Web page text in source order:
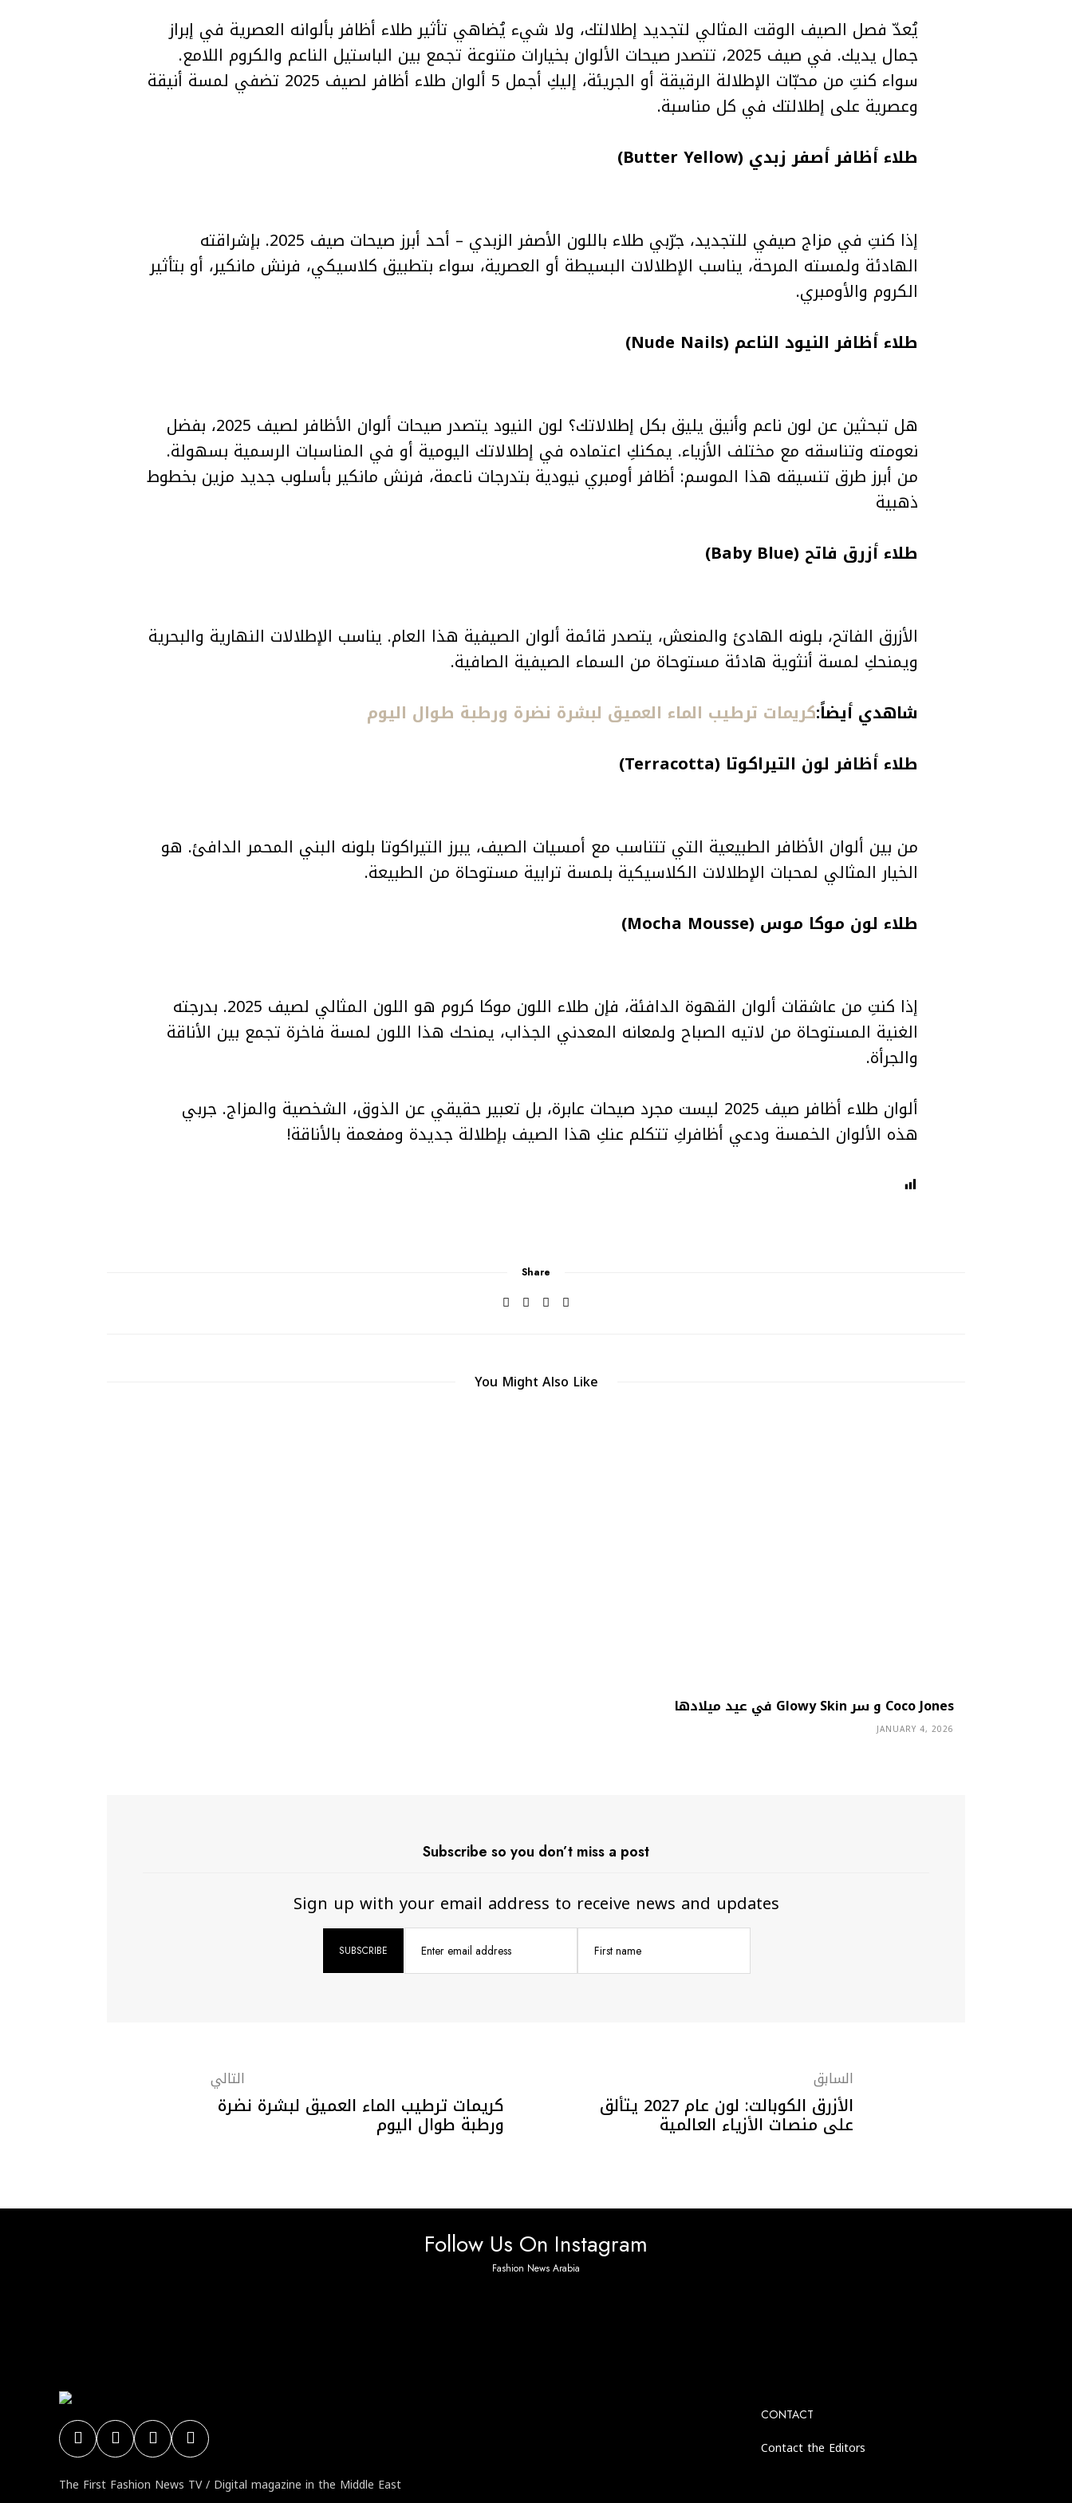
يُعدّ فصل الصيف الوقت المثالي لتجديد إطلالتك، ولا شيء يُضاهي تأثير طلاء أظافر بألوانه العصرية في إبراز
جمال يديك. في صيف 2025، تتصدر صيحات الألوان بخيارات متنوعة تجمع بين الباستيل الناعم والكروم اللامع.
سواء كنتِ من محبّات الإطلالة الرقيقة أو الجريئة، إليكِ أجمل 5 ألوان طلاء أظافر لصيف 2025 تضفي لمسة أنيقة
وعصرية على إطلالتك في كل مناسبة.
طلاء أظافر أصفر زبدي (Butter Yellow)
إذا كنتِ في مزاج صيفي للتجديد، جرّبي طلاء باللون الأصفر الزبدي – أحد أبرز صيحات صيف 2025. بإشراقته
الهادئة ولمسته المرحة، يناسب الإطلالات البسيطة أو العصرية، سواء بتطبيق كلاسيكي، فرنش مانكير، أو بتأثير
الكروم والأومبري.
طلاء أظافر النيود الناعم (Nude Nails)
هل تبحثين عن لون ناعم وأنيق يليق بكل إطلالاتك؟ لون النيود يتصدر صيحات ألوان الأظافر لصيف 2025، بفضل
نعومته وتناسقه مع مختلف الأزياء. يمكنكِ اعتماده في إطلالاتك اليومية أو في المناسبات الرسمية بسهولة.
من أبرز طرق تنسيقه هذا الموسم: أظافر أومبري نيودية بتدرجات ناعمة، فرنش مانكير بأسلوب جديد مزين بخطوط
ذهبية
طلاء أزرق فاتح (Baby Blue)
الأزرق الفاتح، بلونه الهادئ والمنعش، يتصدر قائمة ألوان الصيفية هذا العام. يناسب الإطلالات النهارية والبحرية
ويمنحكِ لمسة أنثوية هادئة مستوحاة من السماء الصيفية الصافية.
شاهدي أيضاً:كريمات ترطيب الماء العميق لبشرة نضرة ورطبة طوال اليوم
طلاء أظافر لون التيراكوتا (Terracotta)
من بين ألوان الأظافر الطبيعية التي تتناسب مع أمسيات الصيف، يبرز التيراكوتا بلونه البني المحمر الدافئ. هو
الخيار المثالي لمحبات الإطلالات الكلاسيكية بلمسة ترابية مستوحاة من الطبيعة.
طلاء لون موكا موس (Mocha Mousse)
إذا كنتِ من عاشقات ألوان القهوة الدافئة، فإن طلاء اللون موكا كروم هو اللون المثالي لصيف 2025. بدرجته
الغنية المستوحاة من لاتيه الصباح ولمعانه المعدني الجذاب، يمنحك هذا اللون لمسة فاخرة تجمع بين الأناقة
والجرأة.
ألوان طلاء أظافر صيف 2025 ليست مجرد صيحات عابرة، بل تعبير حقيقي عن الذوق، الشخصية والمزاج. جربي
هذه الألوان الخمسة ودعي أظافركِ تتكلم عنكِ هذا الصيف بإطلالة جديدة ومفعمة بالأناقة!
Share
You Might Also Like
Coco Jones و سر Glowy Skin في عيد ميلادها
JANUARY 4, 2026
Subscribe so you don’t miss a post
Sign up with your email address to receive news and updates
First name
Enter email address
السابق
الأزرق الكوبالت: لون عام 2027 يتألق
على منصات الأزياء العالمية
التالي
كريمات ترطيب الماء العميق لبشرة نضرة
ورطبة طوال اليوم
Follow Us On Instagram
Fashion News Arabia
CONTACT
Contact the Editors
The First Fashion News TV / Digital magazine in the Middle East